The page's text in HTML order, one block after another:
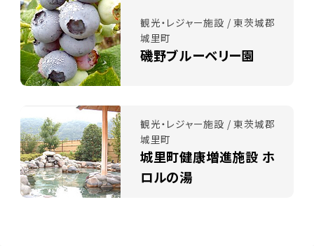
観光・レジャー施設 / 東茨城郡
城里町
磯野ブルーベリー園
観光・レジャー施設 / 東茨城郡
城里町
城里町健康増進施設 ホ
ロルの湯